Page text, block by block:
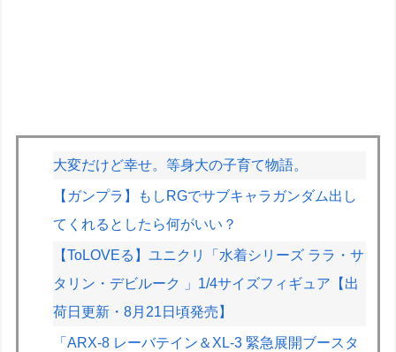
大変だけど幸せ。等身大の子育て物語。
【ガンプラ】もしRGでサブキャラガンダム出し
てくれるとしたら何がいい？
【ToLOVEる】ユニクリ「水着シリーズ ララ・サ
タリン・デビルーク 」1/4サイズフィギュア【出
荷日更新・8月21日頃発売】
「ARX-8 レーバテイン＆XL-3 緊急展開ブースタ